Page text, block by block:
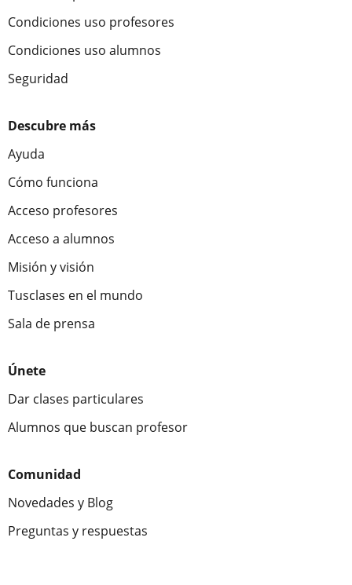
Condiciones uso profesores
Condiciones uso alumnos
Seguridad
Descubre más
Ayuda
Cómo funciona
Acceso profesores
Acceso a alumnos
Misión y visión
Tusclases en el mundo
Sala de prensa
Únete
Dar clases particulares
Alumnos que buscan profesor
Comunidad
Novedades y Blog
Preguntas y respuestas